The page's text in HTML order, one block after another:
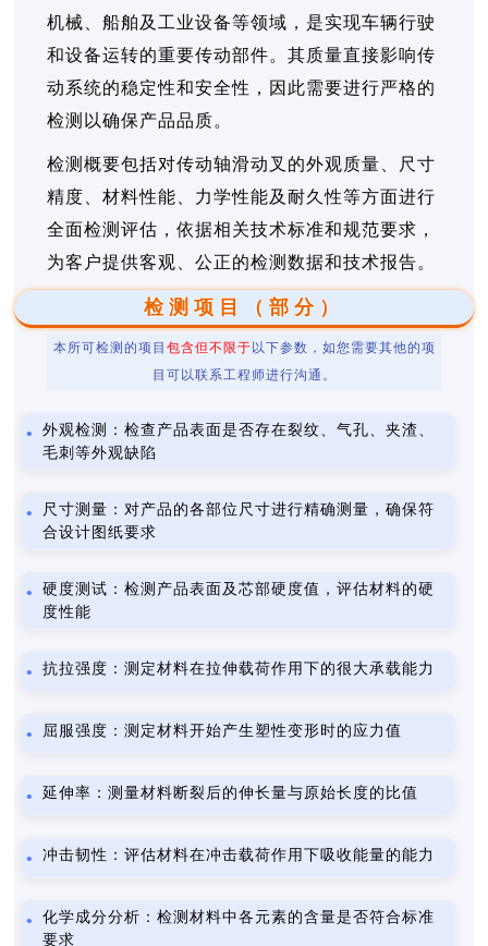
机械、船舶及工业设备等领域，是实现车辆行驶
和设备运转的重要传动部件。其质量直接影响传
动系统的稳定性和安全性，因此需要进行严格的
检测以确保产品品质。
检测概要包括对传动轴滑动叉的外观质量、尺寸
精度、材料性能、力学性能及耐久性等方面进行
全面检测评估，依据相关技术标准和规范要求，
为客户提供客观、公正的检测数据和技术报告。
检测项目（部分）
本所可检测的项目 包含但不限于 以下参数，如您需要其他的项
目可以联系工程师进行沟通。
外观检测：检查产品表面是否存在裂纹、气孔、夹渣、
毛刺等外观缺陷
尺寸测量：对产品的各部位尺寸进行精确测量，确保符
合设计图纸要求
硬度测试：检测产品表面及芯部硬度值，评估材料的硬
度性能
抗拉强度：测定材料在拉伸载荷作用下的很大承载能力
屈服强度：测定材料开始产生塑性变形时的应力值
延伸率：测量材料断裂后的伸长量与原始长度的比值
冲击韧性：评估材料在冲击载荷作用下吸收能量的能力
化学成分分析：检测材料中各元素的含量是否符合标准
要求